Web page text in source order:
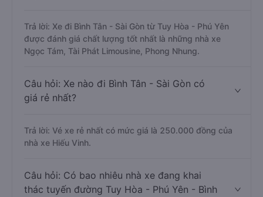
Trả lời: Xe đi Bình Tân - Sài Gòn từ Tuy Hòa - Phú Yên
được đánh giá chất lượng tốt nhất là những nhà xe
Ngọc Tám, Tài Phát Limousine, Phong Nhung.
Câu hỏi: Xe nào đi Bình Tân - Sài Gòn có
giá rẻ nhất?
Trả lời: Vé xe rẻ nhất có mức giá là 250.000 đồng của
nhà xe Hiếu Vinh.
Câu hỏi: Có bao nhiêu nhà xe đang khai
thác tuyến đường Tuy Hòa - Phú Yên - Bình